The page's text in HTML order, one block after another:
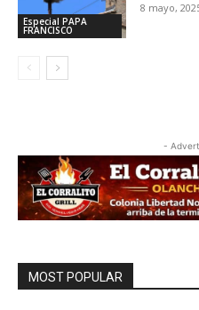
Especial PAPA
FRANCISCO
8 mayo,
-
MOST POPULAR